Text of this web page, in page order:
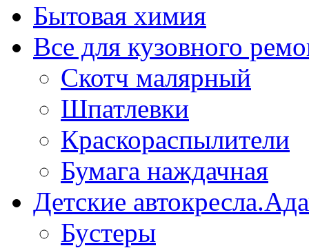
Бытовая химия
Все для кузовного
Скотч малярный
Шпатлевки
Краскораспылители
Бумага наждачная
Детские
Бустеры